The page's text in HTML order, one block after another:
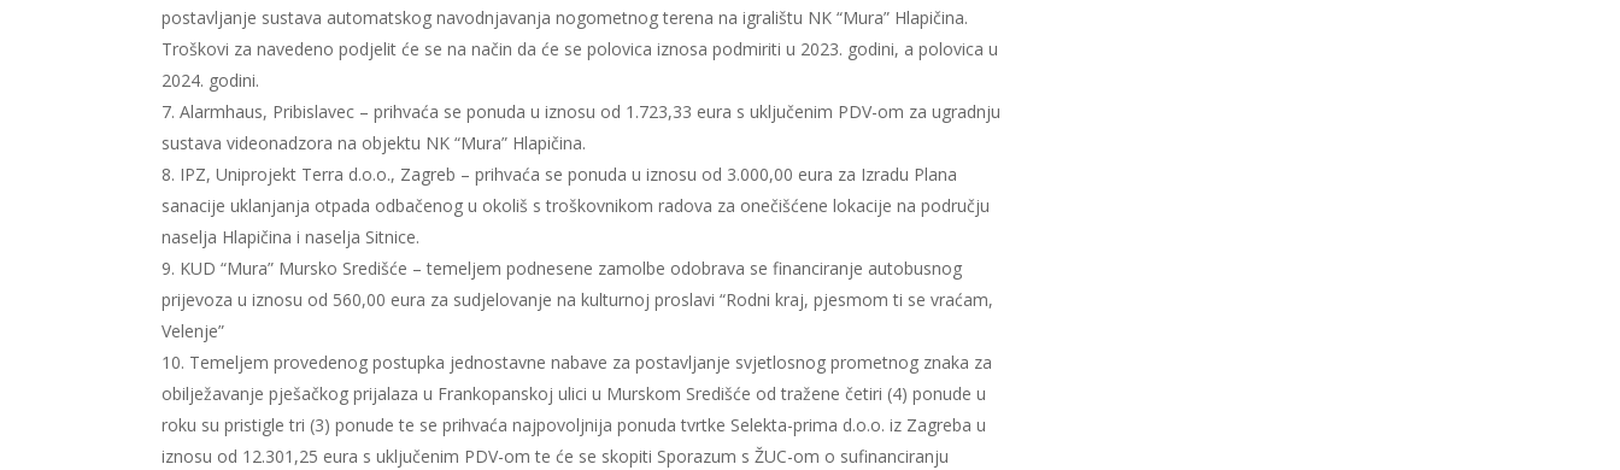
postavljanje sustava automatskog navodnjavanja nogometnog terena na igralištu NK “Mura” Hlapičina.
Troškovi za navedeno podjelit će se na način da će se polovica iznosa podmiriti u 2023. godini, a polovica u
2024. godini.
Alarmhaus, Pribislavec – prihvaća se ponuda u iznosu od 1.723,33 eura s uključenim PDV-om za ugradnju
sustava videonadzora na objektu NK “Mura” Hlapičina.
IPZ, Uniprojekt Terra d.o.o., Zagreb – prihvaća se ponuda u iznosu od 3.000,00 eura za Izradu Plana
sanacije uklanjanja otpada odbačenog u okoliš s troškovnikom radova za onečišćene lokacije na području
naselja Hlapičina i naselja Sitnice.
KUD “Mura” Mursko Središće – temeljem podnesene zamolbe odobrava se financiranje autobusnog
prijevoza u iznosu od 560,00 eura za sudjelovanje na kulturnoj proslavi “Rodni kraj, pjesmom ti se vraćam,
Velenje”
Temeljem provedenog postupka jednostavne nabave za postavljanje svjetlosnog prometnog znaka za
obilježavanje pješačkog prijalaza u Frankopanskoj ulici u Murskom Središće od tražene četiri (4) ponude u
roku su pristigle tri (3) ponude te se prihvaća najpovoljnija ponuda tvrtke Selekta-prima d.o.o. iz Zagreba u
iznosu od 12.301,25 eura s uključenim PDV-om te će se skopiti Sporazum s ŽUC-om o sufinanciranju